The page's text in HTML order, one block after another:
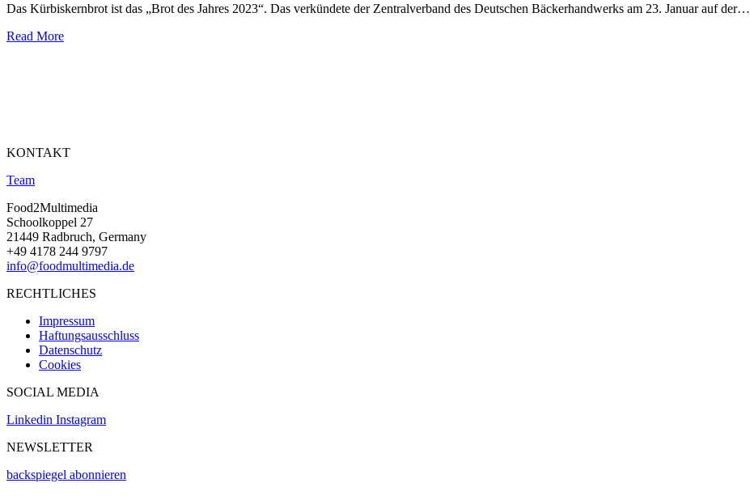
Das Kürbiskernbrot ist das „Brot des Jahres 2023“. Das verkündete der Zentralverband des Deutschen Bäckerhandwerks am 23. Januar auf der…
Read More
KONTAKT
Team
Food2Multimedia
Schoolkoppel 27
21449 Radbruch, Germany
+49 4178 244 9797
info@foodmultimedia.de
RECHTLICHES
Impressum
Haftungsausschluss
Datenschutz
Cookies
SOCIAL MEDIA
Linkedin Instagram
NEWSLETTER
backspiegel abonnieren